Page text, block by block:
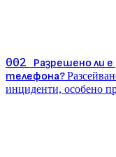
002 Разрешено ли е
телефона?
инциденти, особено